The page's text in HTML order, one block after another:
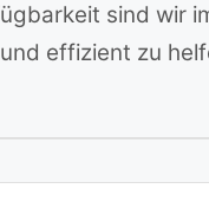
sind wir
effizient zu